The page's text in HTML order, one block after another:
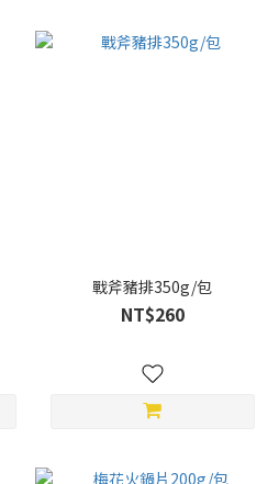
戰斧豬排350g/包
NT$260